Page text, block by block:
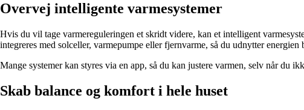
Overvej intelligente varmesystemer
Hvis du vil tage varmereguleringen et skridt videre, kan et intelligent
integreres med solceller, varmepumpe eller fjernvarme, så du udnytter energien
Mange systemer kan styres via en app, så du kan justere varmen, selv når du
Skab balance og komfort i hele huset